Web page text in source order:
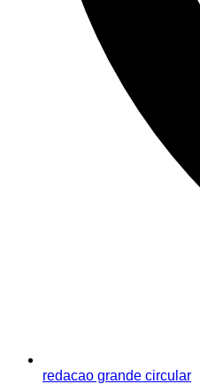
redacao grande circular